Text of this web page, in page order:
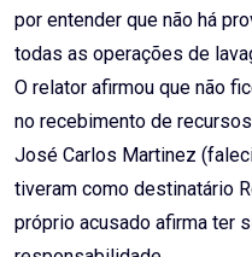
por entender que não há
todas as operações de
O relator afirmou que não
no recebimento de
José Carlos Martinez
tiveram como destinatário
próprio acusado afirma ter